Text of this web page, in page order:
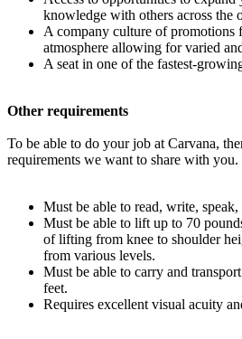
knowledge with others across the
A company culture of
atmosphere allowing for varied
A seat in one of the fastest-
Other requirements
To be able to do your job at Carvana,
requirements we want to share with you.
Must be able to read, write,
Must be able to lift up to 70
of lifting from knee to shoulder
from various levels.
Must be able to carry and
feet.
Requires excellent visual acuity